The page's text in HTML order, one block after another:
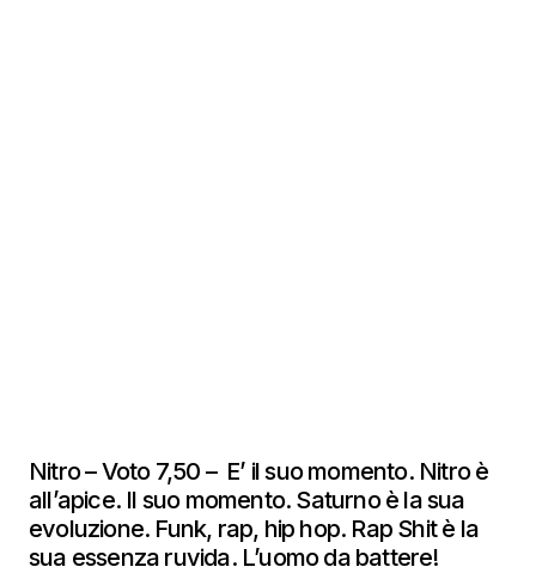
Nitro – Voto 7,50 – E’ il suo momento. Nitro è
all’apice. Il suo momento. Saturno è la sua
evoluzione. Funk, rap, hip hop. Rap Shit è la
sua essenza ruvida. L’uomo da battere!